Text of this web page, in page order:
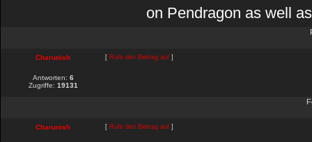
on Pendragon as well
Charunish [ Rufe den Beitrag auf ]
Antworten: 6
Zugriffe: 19131
Charunish [ Rufe den Beitrag auf ]